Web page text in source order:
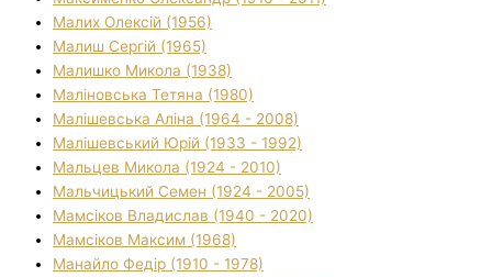
Малих Олексій (1956)
Малиш Сергій (1965)
Малишко Микола (1938)
Маліновська Тетяна (1980)
Малішевська Аліна (1964 - 2008)
Малішевський Юрій (1933 - 1992)
Мальцев Микола (1924 - 2010)
Мальчицький Семен (1924 - 2005)
Мамсіков Владислав (1940 - 2020)
Мамсіков Максим (1968)
Манайло Федір (1910 - 1978)